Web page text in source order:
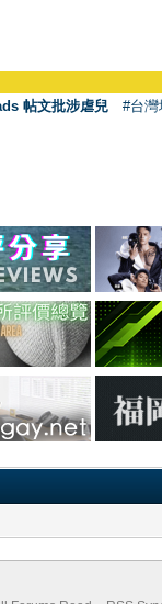
帖文批涉虐兒 #台灣